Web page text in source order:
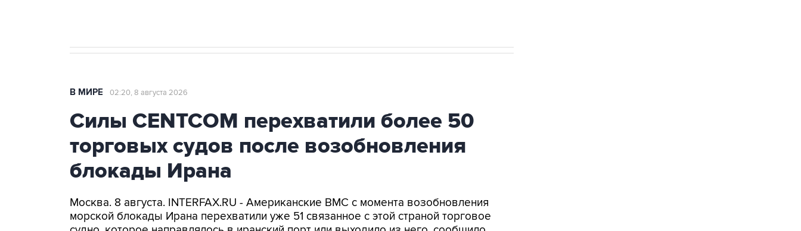
В МИРЕ 02:20, 8 августа 2026
Силы CENTCOM перехватили более 50
торговых судов после возобновления
блокады Ирана
Москва. 8 августа. INTERFAX.RU - Американские ВМС с момента возобновления
морской блокады Ирана перехватили уже 51 связанное с этой страной торговое